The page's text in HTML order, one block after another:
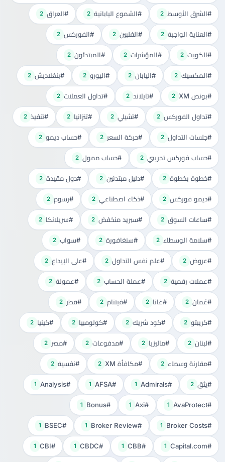
#الشرق الأوسط 2 #الشموع اليابانية 2 #العراق 2
#العناية الواجبة 2 #الفلبين 2 #الفوركس 2
#الكويت 2 #المؤشرات 2 #المبتدئون 2
#المكسيك 2 #اليابان 2 #اليورو 2 #بنغلاديش 2
#بونص XM 2 #تايلاند 2 #تداول العملات 2
#تداول الفوركس 2 #تشيلي 2 #تنزانيا 2 #تنفيذ 2
#جلسات التداول 2 #حركة السعر 2 #حساب ديمو 2
#حساب فوركس تجريبي 2 #حساب ممول 2
#خطوة بخطوة 2 #دليل مبتدئين 2 #دول مقيدة 2
#ديمو فوركس 2 #ذكاء اصطناعي 2 #رسوم 2
#ساعات السوق 2 #سبريد منخفض 2 #سريلانكا 2
#سلامة الوسطاء 2 #سنغافورة 2 #سواب 2
#عروض 2 #علم نفس التداول 2 #على الإيداع 2
#عملات رقمية 2 #عملة الحساب 2 #عمولة 2
#عُمان 2 #غانا 2 #فيتنام 2 #قطر 2
#كريبتو 2 #كود شريك 2 #كولومبيا 2 #كينيا 2
#لبنان 2 #ماليزيا 2 #مدفوعات 2 #مصر 2
#مقارنة وسطاء 2 #مكافأة XM 2 #نفسية 2
#يثق 2
#Admirals
1
#AFSA
1
#Analysis
1
#AvaProtect
1
#Axi
1
#Bonus
1
#Broker Costs
1
#Broker Review
1
#BSEC
1
#Capital.com
1
#CBB
1
#CBDC
1
#CBI
1